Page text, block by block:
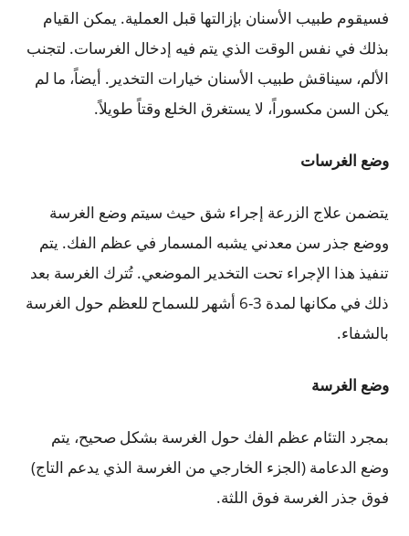
فسيقوم طبيب الأسنان بإزالتها قبل العملية. يمكن القيام
بذلك في نفس الوقت الذي يتم فيه إدخال الغرسات. لتجنب
الألم، سيناقش طبيب الأسنان خيارات التخدير. أيضاً، ما لم
يكن السن مكسوراً، لا يستغرق الخلع وقتاً طويلاً.
وضع الغرسات
يتضمن علاج الزرعة إجراء شق حيث سيتم وضع الغرسة
ووضع جذر سن معدني يشبه المسمار في عظم الفك. يتم
تنفيذ هذا الإجراء تحت التخدير الموضعي. تُترك الغرسة بعد
ذلك في مكانها لمدة 3-6 أشهر للسماح للعظم حول الغرسة
بالشفاء.
وضع الغرسة
بمجرد التئام عظم الفك حول الغرسة بشكل صحيح، يتم
وضع الدعامة (الجزء الخارجي من الغرسة الذي يدعم التاج)
فوق جذر الغرسة فوق اللثة.